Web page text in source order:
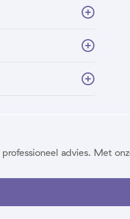
advies. Met